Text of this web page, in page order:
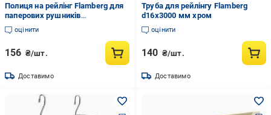
Полиця на рейлінг Flamberg для
паперових рушників
300х184х110 мм хром
оцінити
156 ₴/шт.
Доставимо
Труба для рейлінгу Flamberg
d16x3000 мм хром
оцінити
140 ₴/шт.
Доставимо